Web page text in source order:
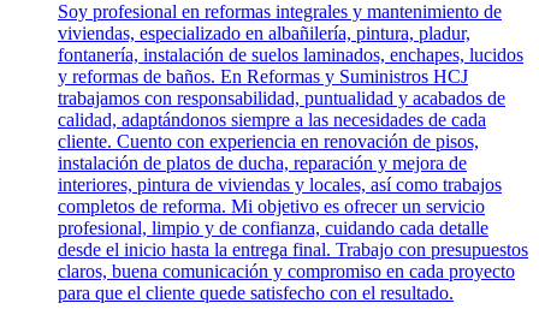
Soy profesional en reformas integrales y mantenimiento de
viviendas, especializado en albañilería, pintura, pladur,
fontanería, instalación de suelos laminados, enchapes, lucidos
y reformas de baños. En Reformas y Suministros HCJ
trabajamos con responsabilidad, puntualidad y acabados de
calidad, adaptándonos siempre a las necesidades de cada
cliente. Cuento con experiencia en renovación de pisos,
instalación de platos de ducha, reparación y mejora de
interiores, pintura de viviendas y locales, así como trabajos
completos de reforma. Mi objetivo es ofrecer un servicio
profesional, limpio y de confianza, cuidando cada detalle
desde el inicio hasta la entrega final. Trabajo con presupuestos
claros, buena comunicación y compromiso en cada proyecto
para que el cliente quede satisfecho con el resultado.